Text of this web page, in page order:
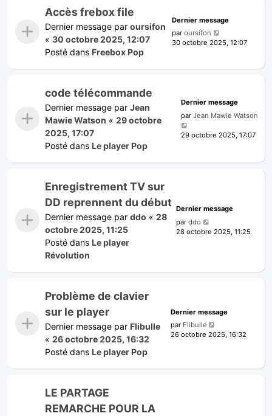
Accès frebox file
Dernier message par oursifon
« 30 octobre 2025, 12:07
Posté dans Freebox Pop
Dernier message
par oursifon
30 octobre 2025, 12:07
code télécommande
Dernier message par Jean
Mawie Watson « 29 octobre
2025, 17:07
Posté dans Le player Pop
Dernier message
par Jean Mawie Watson
29 octobre 2025, 17:07
Enregistrement TV sur
DD reprennent du début
Dernier message par ddo « 28
octobre 2025, 11:25
Posté dans Le player
Révolution
Dernier message
par ddo
28 octobre 2025, 11:25
Problème de clavier
sur le player
Dernier message par Flibulle
« 26 octobre 2025, 16:32
Posté dans Le player Pop
Dernier message
par Flibulle
26 octobre 2025, 16:32
LE PARTAGE
REMARCHE POUR LA